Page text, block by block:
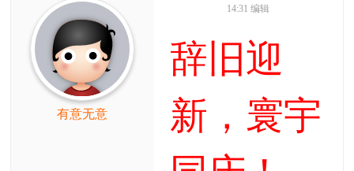
有意无意
14:31 编辑
辞旧迎
新，寰宇